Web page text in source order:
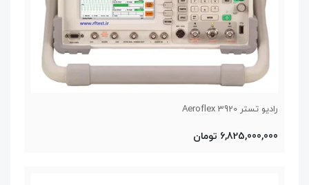
رادیو تستر Aeroflex 3920
6,825,000,000 تومان